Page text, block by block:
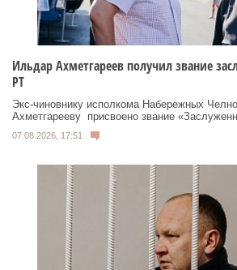
Ильдар Ахметгареев получил звание
РТ
Экс‑чиновнику исполкома Набережных
Ахметгарееву присвоено звание
07.08.2026, 17:51